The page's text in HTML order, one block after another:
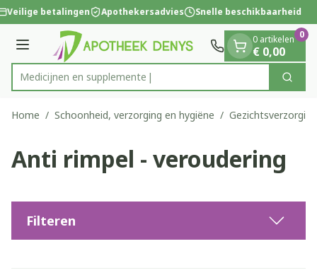
Ga naar de inhoud
1 van 1
Veilige betalingen Apothekersadvies Snelle beschikbaarheid
Menu
Product, merk, categorie...
Medic Zoek
0 artikelen
€ 0,00
0
Home / Schoonheid, verzorging en hygiëne / Gezichtsverzorging
Anti rimpel - veroudering
Filteren